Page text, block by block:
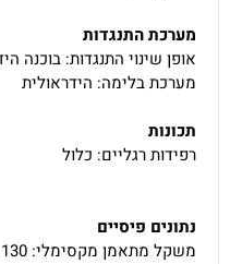
מערכת התנגדות
אופן שינוי התנגדות: בוכנה
מערכת בלימה: הידראולית
תכונות
רפידות רגליים: כלול
נתונים פיסיים
משקל מתאמן מקסימלי: 130 ק"ג